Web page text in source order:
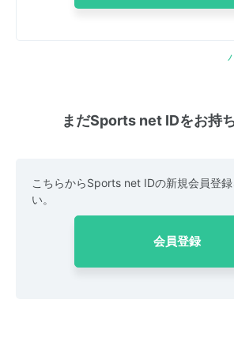
まだSports net IDをお持
こちらからSports net IDの新規会員登
い。
会員登録